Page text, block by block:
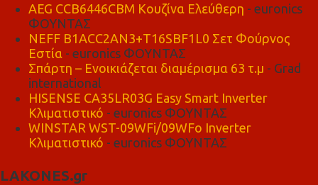
AEG CCB6446CBM Κουζίνα Ελεύθερη - euronics
ΦΟΥΝΤΑΣ
NEFF B1ACC2AN3+T16SBF1L0 Σετ Φούρνος
Εστία - euronics ΦΟΥΝΤΑΣ
Σπάρτη – Ενοικιάζεται διαμέρισμα 63 τ.μ - Grad
international
HISENSE CA35LR03G Easy Smart Inverter
Κλιματιστικό - euronics ΦΟΥΝΤΑΣ
WINSTAR WST-09WFi/09WFo Inverter
Κλιματιστικό - euronics ΦΟΥΝΤΑΣ
LAKONES.gr